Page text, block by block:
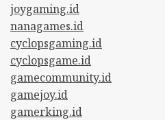
joygaming.id
nanagames.id
cyclopsgaming.id
cyclopsgame.id
gamecommunity.id
gamejoy.id
gamerking.id